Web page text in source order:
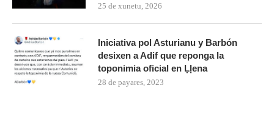
25 de xunetu, 2026
Iniciativa pol Asturianu y Barbón
desixen a Adif que reponga la
toponimia oficial en Ḷḷena
28 de payares, 2023